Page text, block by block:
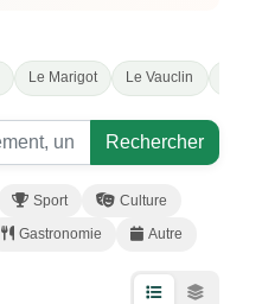
Le Marigot Le Vauclin
Rechercher
Sport Culture
Gastronomie Autre